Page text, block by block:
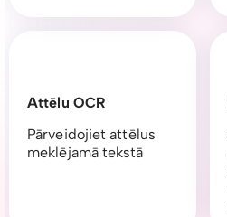
Attēlu OCR
Pārveidojiet attēlus
meklējamā tekstā